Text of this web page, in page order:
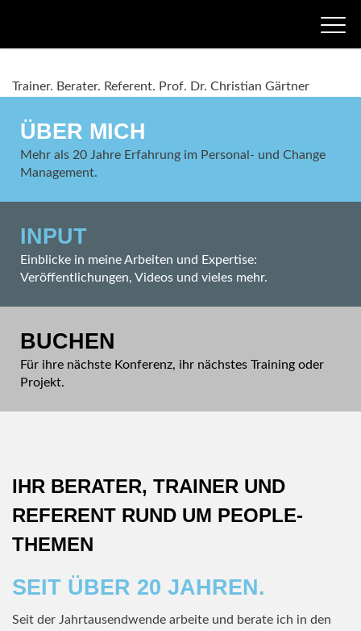
Trainer. Berater. Referent. Prof. Dr. Christian Gärtner
ÜBER MICH
Mehr als 20 Jahre Erfahrung im Personal- und Change
Management.
INPUT
Einblicke in meine Arbeiten und Expertise:
Veröffentlichungen, Videos und vieles mehr.
BUCHEN
Für ihre nächste Konferenz, ihr nächstes Training oder
Projekt.
IHR BERATER, TRAINER UND
REFERENT RUND UM PEOPLE-
THEMEN
SEIT ÜBER 20 JAHREN.
Seit der Jahrtausendwende arbeite und berate ich in den